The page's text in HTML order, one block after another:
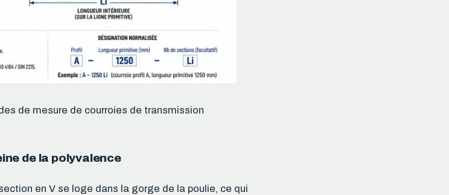
de mesure de courroies de transmission
de la polyvalence
en V se loge dans la gorge de la poulie, ce qui